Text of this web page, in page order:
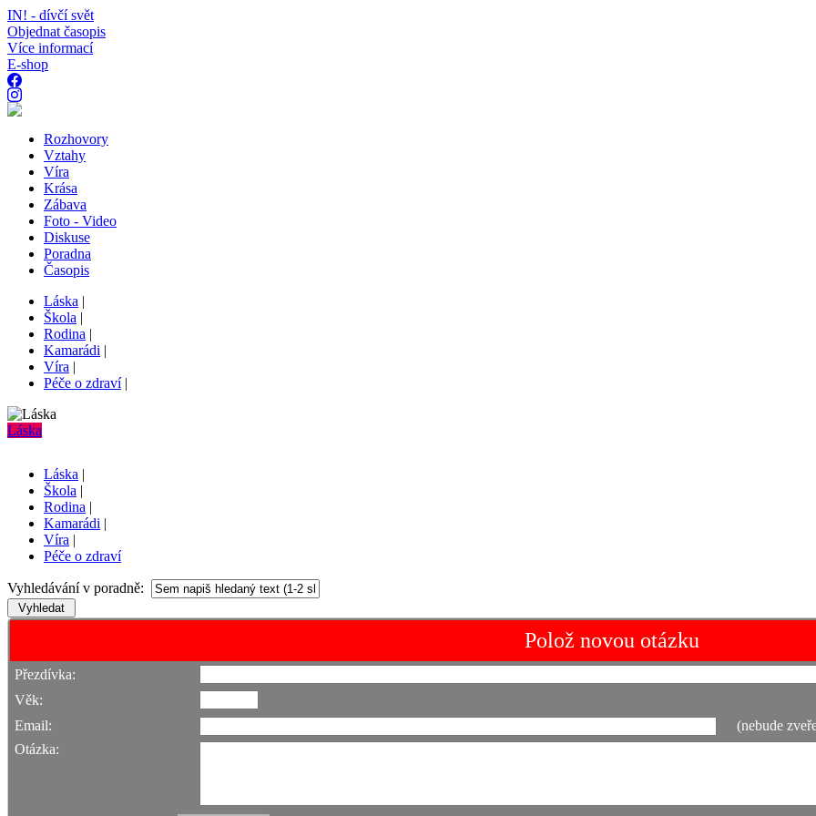
IN! - dívčí svět
Objednat časopis
Více informací
E-shop
Rozhovory
Vztahy
Víra
Krása
Zábava
Foto - Video
Diskuse
Poradna
Časopis
Láska |
Škola |
Rodina |
Kamarádi |
Víra |
Péče o zdraví|
Láska
Láska |
Škola |
Rodina |
Kamarádi |
Víra |
Péče o zdraví
Vyhledávání v poradně:
Polož novou otázku
Přezdívka:
Věk:
Email:
(nebude
Otázka: